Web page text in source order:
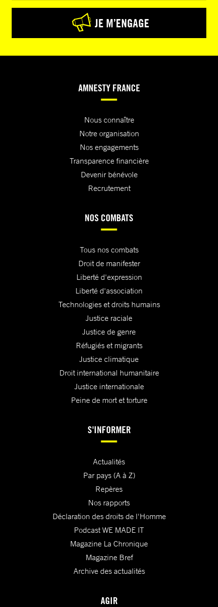
JE M’ENGAGE
AMNESTY FRANCE
Nous connaître
Notre organisation
Nos engagements
Transparence financière
Devenir bénévole
Recrutement
NOS COMBATS
Tous nos combats
Droit de manifester
Liberté d'expression
Liberté d'association
Technologies et droits humains
Justice raciale
Justice de genre
Réfugiés et migrants
Justice climatique
Droit international humanitaire
Justice internationale
Peine de mort et torture
S'INFORMER
Actualités
Par pays (A à Z)
Repères
Nos rapports
Déclaration des droits de l'Homme
Podcast WE MADE IT
Magazine La Chronique
Magazine Bref
Archive des actualités
AGIR